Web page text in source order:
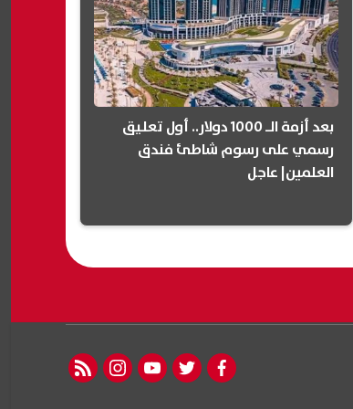
بعد أزمة الـ 1000 دولار.. أول تعليق
رسمي على رسوم شاطئ فندق
العلمين| عاجل
facebook
twitter
youtube
instagram
rss feed